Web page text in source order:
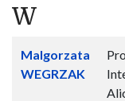
W
Nombre
Malgorzata
WEGRZAK